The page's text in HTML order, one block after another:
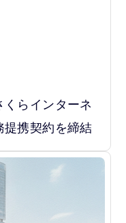
らインターネ
提携契約を締結